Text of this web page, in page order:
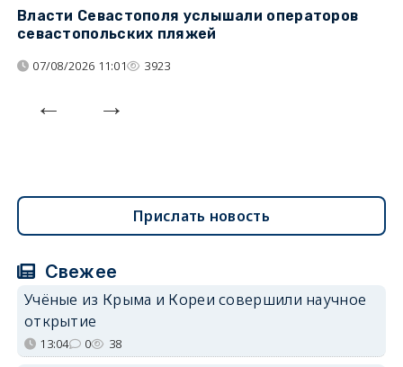
Власти Севастополя услышали операторов
севастопольских пляжей
07/08/2026 11:01 3923
Прислать новость
Свежее
Учёные из Крыма и Кореи совершили научное
открытие
13:04 0 38